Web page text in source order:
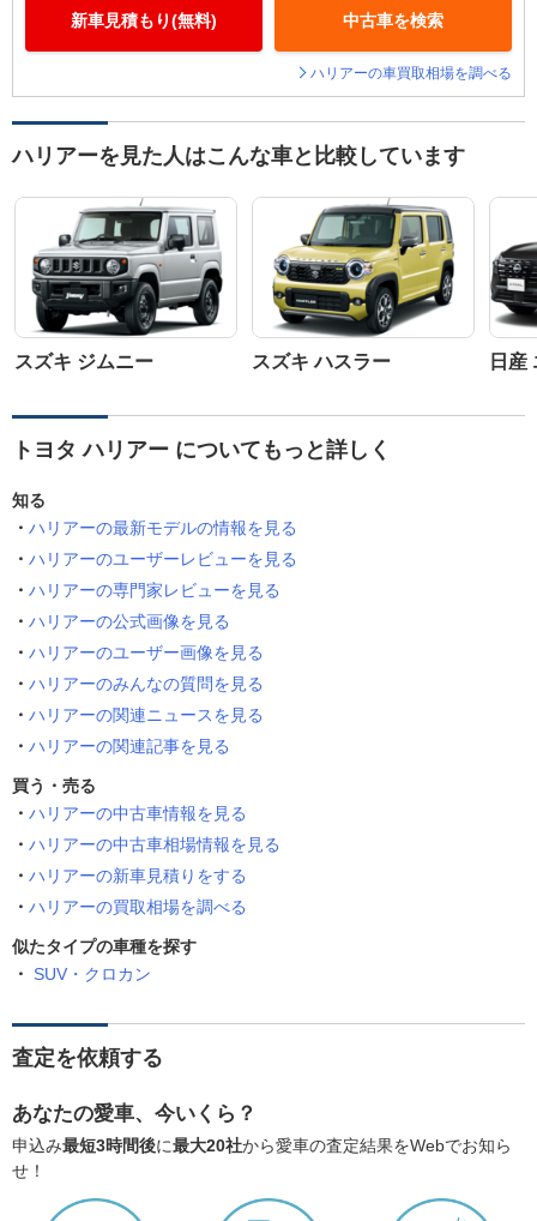
新車見積もり(無料) 中古車を検索
ハリアーの車買取相場を調べる
ハリアーを見た人はこんな車と比較しています
スズキ ジムニー スズキ ハスラー 日産
トヨタ ハリアー についてもっと詳しく
知る
ハリアーの最新モデルの情報を見る
ハリアーのユーザーレビューを見る
ハリアーの専門家レビューを見る
ハリアーの公式画像を見る
ハリアーのユーザー画像を見る
ハリアーのみんなの質問を見る
ハリアーの関連ニュースを見る
ハリアーの関連記事を見る
買う・売る
ハリアーの中古車情報を見る
ハリアーの中古車相場情報を見る
ハリアーの新車見積りをする
ハリアーの買取相場を調べる
似たタイプの車種を探す
SUV・クロカン
査定を依頼する
あなたの愛車、今いくら？
申込み最短3時間後に最大20社から愛車の査定結果をWebでお知ら
せ！